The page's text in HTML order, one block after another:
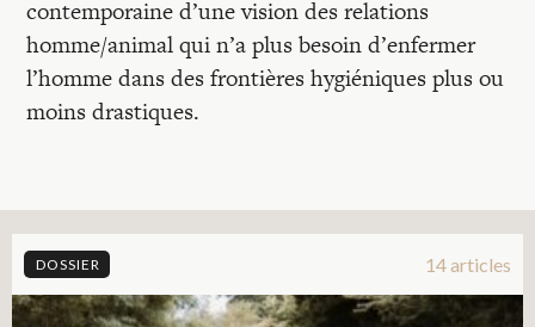
contemporaine d’une vision des relations
homme/animal qui n’a plus besoin d’enfermer
l’homme dans des frontières hygiéniques plus ou
moins drastiques.
DOSSIER 14 articles